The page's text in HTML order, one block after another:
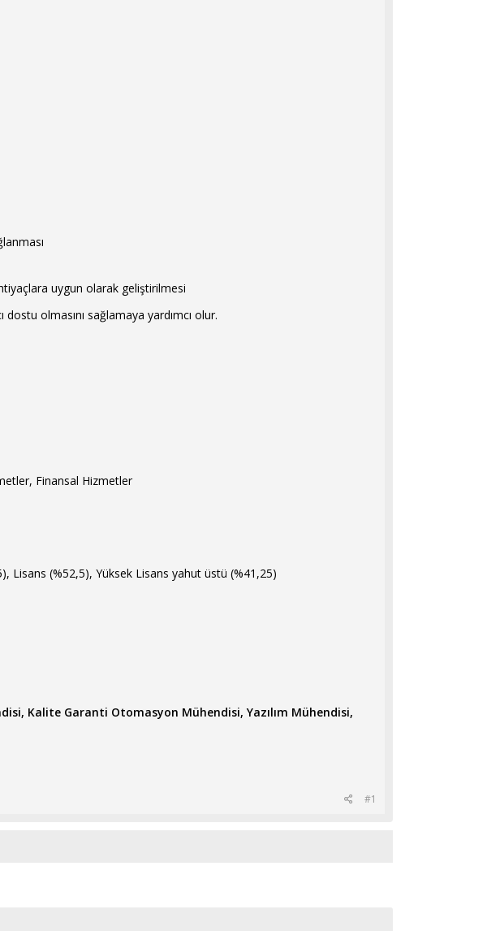
uygun olarak geliştirilmesi
dostu olmasını sağlamaya yardımcı olur.
Finansal Hizmetler
Lisans (%52,5), Yüksek Lisans yahut üstü (%41,25)
Kalite Garanti Otomasyon Mühendisi, Yazılım Mühendisi,
#1